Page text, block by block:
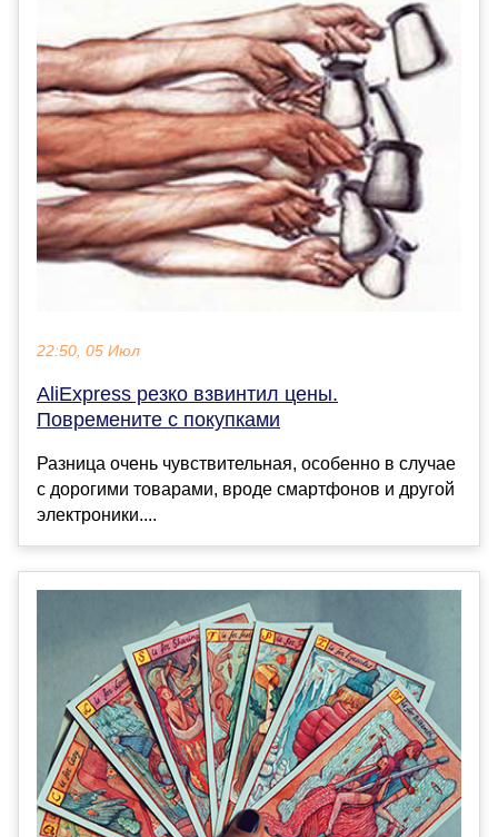
22:50, 05 Июл
AliExpress резко взвинтил цены.
Повремените с покупками
Разница очень чувствительная, особенно в случае
с дорогими товарами, вроде смартфонов и другой
электроники....